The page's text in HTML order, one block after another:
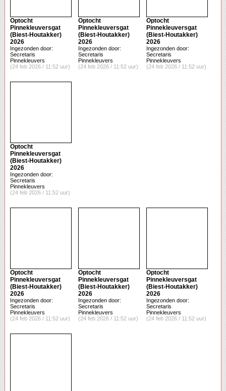
Optocht
Pinnekleuversgat
(Biest-Houtakker)
2026
Ingezonden door:
Secretaris
Pinnekleuvers
(24 feb 2026 / 11:52 uur)
Optocht
Pinnekleuversgat
(Biest-Houtakker)
2026
Ingezonden door:
Secretaris
Pinnekleuvers
(24 feb 2026 / 11:52 uur)
Optocht
Pinnekleuversgat
(Biest-Houtakker)
2026
Ingezonden door:
Secretaris
Pinnekleuvers
(24 feb 2026 / 11:52 uur)
Optocht
Pinnekleuversgat
(Biest-Houtakker)
2026
Ingezonden door:
Secretaris
Pinnekleuvers
(24 feb 2026 / 11:52 uur)
Optocht
Pinnekleuversgat
(Biest-Houtakker)
2026
Ingezonden door:
Secretaris
Pinnekleuvers
(24 feb 2026 / 11:52 uur)
Optocht
Pinnekleuversgat
(Biest-Houtakker)
2026
Ingezonden door:
Secretaris
Pinnekleuvers
(24 feb 2026 / 11:52 uur)
Optocht
Pinnekleuversgat
(Biest-Houtakker)
2026
Ingezonden door:
Secretaris
Pinnekleuvers
(24 feb 2026 / 11:52 uur)